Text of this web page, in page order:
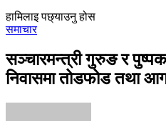
हामिलाइ पछ्याउनु होस
समाचार
सञ्चारमन्त्री गुरुङ र
निवासमा तोडफोड तथा